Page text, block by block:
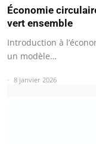
Économie
vert ensemble
Introduction à
un modèle…
8 janvier 2026